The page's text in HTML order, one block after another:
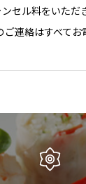
セル料をいただ
連絡はすべてお